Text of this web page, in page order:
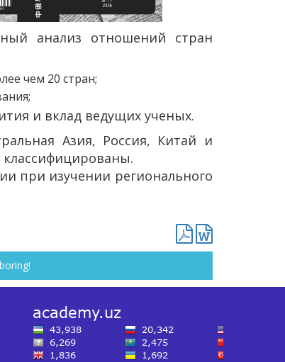
анализ отношений стран
чем 20 стран;
и вклад ведущих ученых.
Азия, Россия, Китай и
при изучении регионального